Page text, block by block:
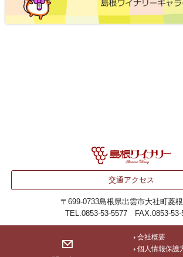
交通アクセス
〒699-0733島根県出雲市大社町菱
TEL.0853-53-5577 FAX.0853-53-
会社概要
個人情報保護